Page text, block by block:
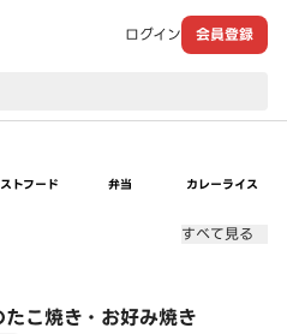
ログイン 会員登録
トフード 弁当 カレーライス
すべて見る
こ焼き・お好み焼き